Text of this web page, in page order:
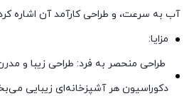
آب به سرعت، و طراحی کارآمد آن اشاره
مزایا:
طراحی منحصر به فرد: طراحی زیبا و
دکوراسیون هر آشپزخانه‌ای زیبایی